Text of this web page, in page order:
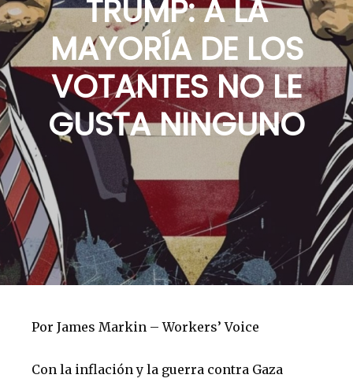
TRUMP: A LA
MAYORÍA DE LOS
VOTANTES NO LE
GUSTA NINGUNO
Por James Markin – Workers’ Voice
Con la inflación y la guerra contra Gaza